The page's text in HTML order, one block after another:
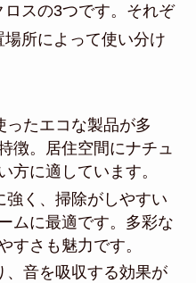
スの3つです。それぞ
所によって使い分け
ったエコな製品が多
徴。居住空間にナチュ
方に適しています。
強く、掃除がしやすい
ムに最適です。多彩な
すさも魅力です。
、音を吸収する効果が